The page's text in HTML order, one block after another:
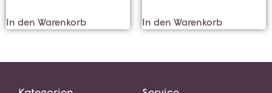
In den Warenkorb In den Warenkorb